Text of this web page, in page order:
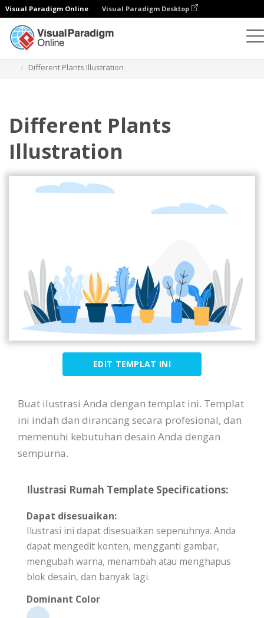
Visual Paradigm Online Visual Paradigm Desktop
Different Plants Illustration
Different Plants
Illustration
EDIT TEMPLAT INI
Buat ilustrasi Anda dengan templat ini. Templat
ini indah dan dirancang secara profesional, dan
memenuhi kebutuhan desain Anda dengan
sempurna.
Ilustrasi Rumah Template Specifications:
Dapat disesuaikan:
Ilustrasi ini dapat disesuaikan sepenuhnya. Anda
dapat mengedit konten, mengganti gambar,
mengubah warna, menambah atau menghapus
blok desain, dan banyak lagi.
Dominant Color